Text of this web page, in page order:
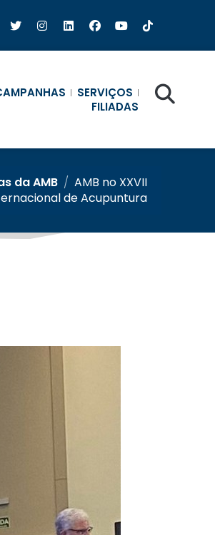
SERVIÇOS
FILIADAS
da AMB / AMB no XXVII
de Acupuntura